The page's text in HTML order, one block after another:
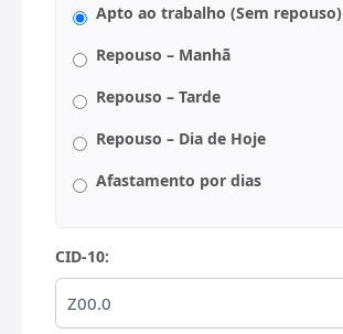
Apto ao trabalho (Sem repouso)
Repouso – Manhã
Repouso – Tarde
Repouso – Dia de Hoje
Afastamento por dias
CID-10: